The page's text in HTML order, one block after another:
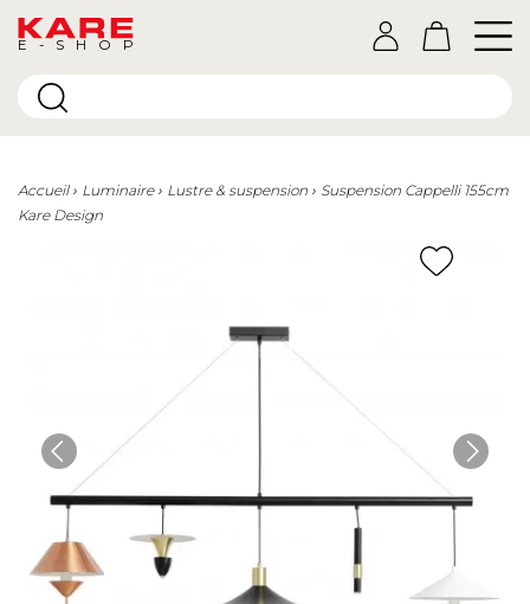
E-SHOP
Accueil Luminaire Lustre & suspension
Suspension Cappelli 155cm
Kare Design